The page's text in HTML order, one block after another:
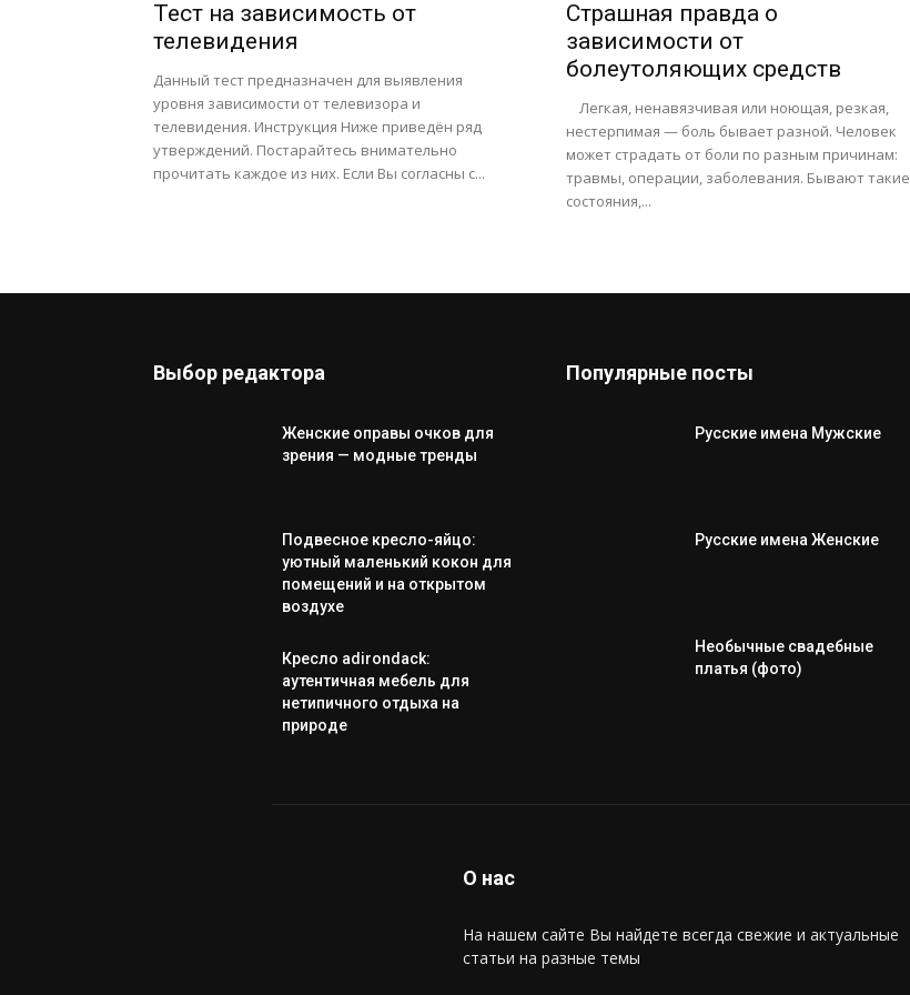
Тест на зависимость от
телевидения
Данный тест предназначен для выявления
уровня зависимости от телевизора и
телевидения. Инструкция Ниже приведён ряд
утверждений. Постарайтесь внимательно
прочитать каждое из них. Если Вы согласны с...
Страшная правда о
зависимости от
болеутоляющих средств
Легкая, ненавязчивая или ноющая, резкая,
нестерпимая — боль бывает разной. Человек
может страдать от боли по разным причинам:
травмы, операции, заболевания. Бывают такие
состояния,...
Выбор редактора
Женские оправы очков для
зрения — модные тренды
Подвесное кресло-яйцо:
уютный маленький кокон для
помещений и на открытом
воздухе
Кресло adirondack:
аутентичная мебель для
нетипичного отдыха на
природе
Популярные посты
Русские имена Мужские
Русские имена Женские
Необычные свадебные
платья (фото)
О нас
На нашем сайте Вы найдете всегда свежие и актуальные
статьи на разные темы